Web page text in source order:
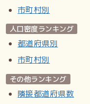
市町村別
人口密度ランキング
都道府県別
市町村別
その他ランキング
隣接都道府県数